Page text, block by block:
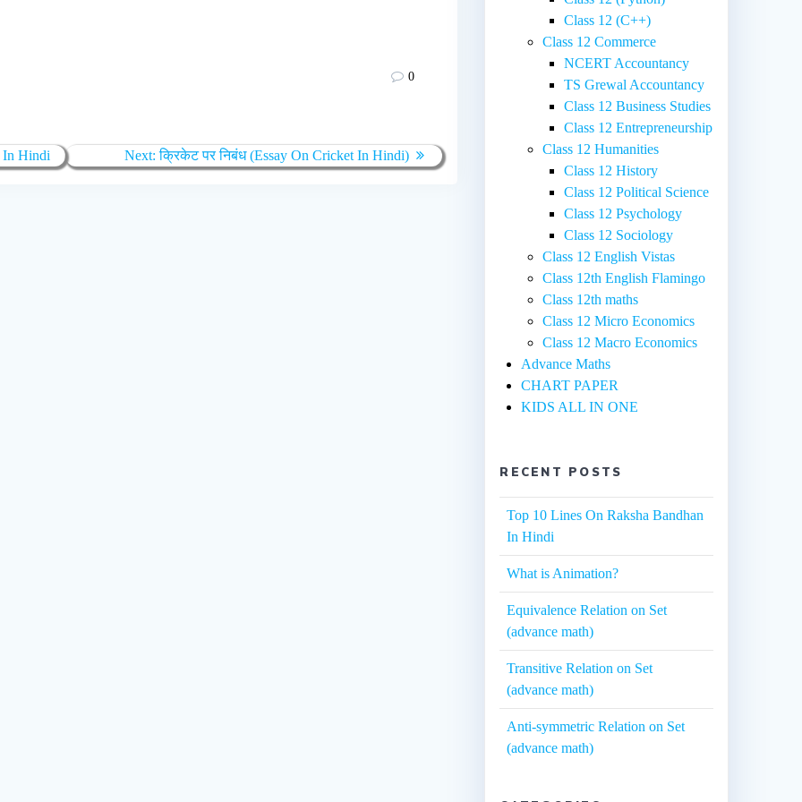
0
In Hindi Next: क्रिकेट पर निबंध (Essay On Cricket In Hindi)
Class 12 (C++)
Class 12 Commerce
NCERT Accountancy
TS Grewal Accountancy
Class 12 Business Studies
Class 12 Entrepreneurship
Class 12 Humanities
Class 12 History
Class 12 Political Science
Class 12 Psychology
Class 12 Sociology
Class 12 English Vistas
Class 12th English Flamingo
Class 12th maths
Class 12 Micro Economics
Class 12 Macro Economics
Advance Maths
CHART PAPER
KIDS ALL IN ONE
RECENT POSTS
Top 10 Lines On Raksha Bandhan
In Hindi
What is Animation?
Equivalence Relation on Set
(advance math)
Transitive Relation on Set
(advance math)
Anti-symmetric Relation on Set
(advance math)